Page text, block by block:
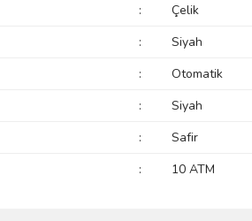
:
Çelik
:
Siyah
:
Otomatik
:
Siyah
:
Safir
: 10 ATM